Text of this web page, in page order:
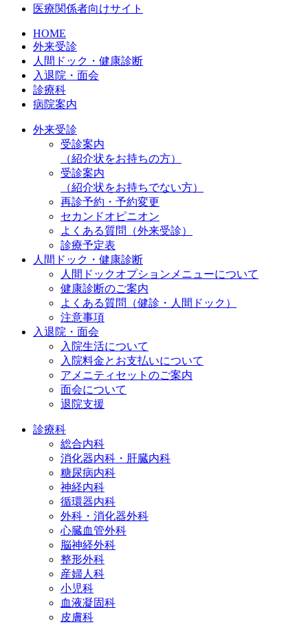
医療関係者向けサイト
HOME
外来受診
人間ドック・健康診断
入退院・面会
診療科
病院案内
外来受診
受診案内
（紹介状をお持ちの方）
受診案内
（紹介状をお持ちでない方）
再診予約・予約変更
セカンドオピニオン
よくある質問（外来受診）
診療予定表
人間ドック・健康診断
人間ドックオプションメニューについて
健康診断のご案内
よくある質問（健診・人間ドック）
注意事項
入退院・面会
入院生活について
入院料金とお支払いについて
アメニティセットのご案内
面会について
退院支援
診療科
総合内科
消化器内科・肝臓内科
糖尿病内科
神経内科
循環器内科
外科・消化器外科
心臓血管外科
脳神経外科
整形外科
産婦人科
小児科
血液凝固科
皮膚科